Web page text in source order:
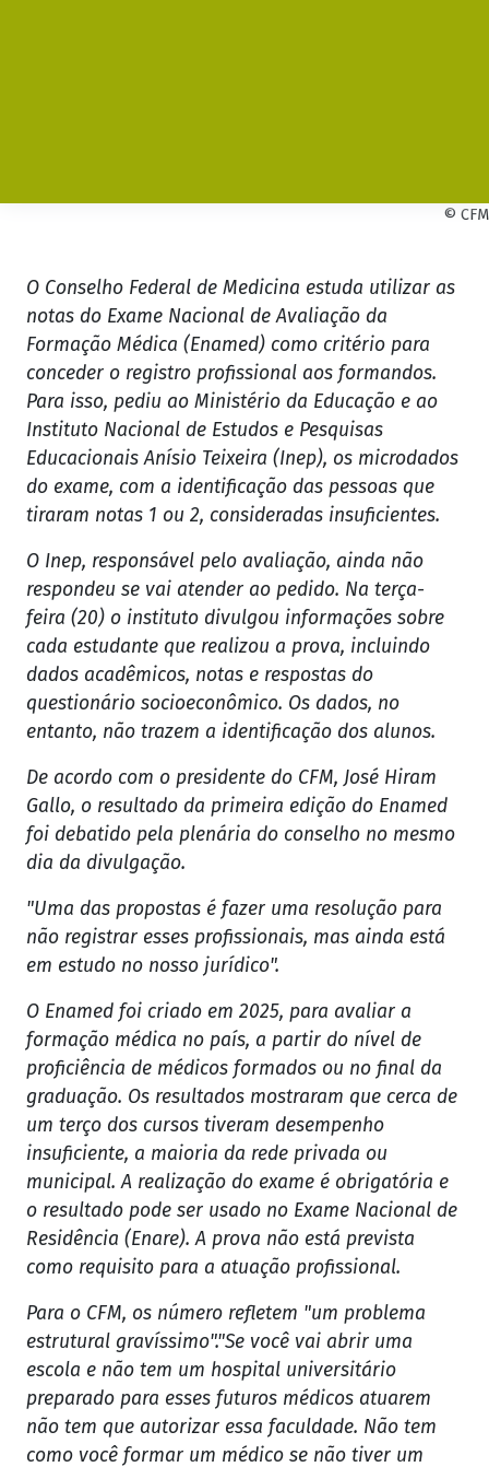
© CFM
O Conselho Federal de Medicina estuda utilizar as
notas do Exame Nacional de Avaliação da
Formação Médica (Enamed) como critério para
conceder o registro profissional aos formandos.
Para isso, pediu ao Ministério da Educação e ao
Instituto Nacional de Estudos e Pesquisas
Educacionais Anísio Teixeira (Inep), os microdados
do exame, com a identificação das pessoas que
tiraram notas 1 ou 2, consideradas insuficientes.
O Inep, responsável pelo avaliação, ainda não
respondeu se vai atender ao pedido. Na terça-
feira (20) o instituto divulgou informações sobre
cada estudante que realizou a prova, incluindo
dados acadêmicos, notas e respostas do
questionário socioeconômico. Os dados, no
entanto, não trazem a identificação dos alunos.
De acordo com o presidente do CFM, José Hiram
Gallo, o resultado da primeira edição do Enamed
foi debatido pela plenária do conselho no mesmo
dia da divulgação.
"Uma das propostas é fazer uma resolução para
não registrar esses profissionais, mas ainda está
em estudo no nosso jurídico".
O Enamed foi criado em 2025, para avaliar a
formação médica no país, a partir do nível de
proficiência de médicos formados ou no final da
graduação. Os resultados mostraram que cerca de
um terço dos cursos tiveram desempenho
insuficiente, a maioria da rede privada ou
municipal. A realização do exame é obrigatória e
o resultado pode ser usado no Exame Nacional de
Residência (Enare). A prova não está prevista
como requisito para a atuação profissional.
Para o CFM, os número refletem "um problema
estrutural gravíssimo"."Se você vai abrir uma
escola e não tem um hospital universitário
preparado para esses futuros médicos atuarem
não tem que autorizar essa faculdade. Não tem
como você formar um médico se não tiver um